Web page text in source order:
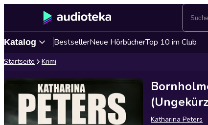
Katalog BestsellerNeue HörbücherTop 10 im Club
Startseite Krimi
Katharina Peters